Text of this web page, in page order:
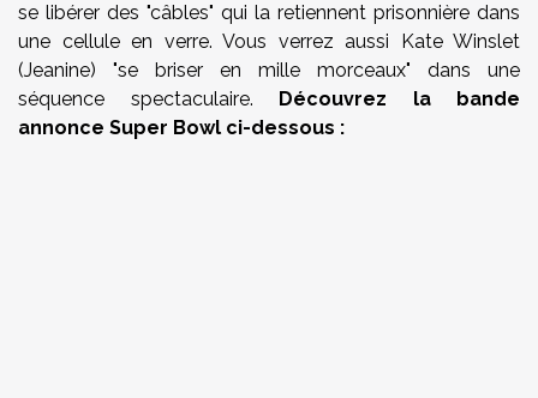
se libérer des "câbles" qui la retiennent prisonnière dans
une cellule en verre. Vous verrez aussi Kate Winslet
(Jeanine) "se briser en mille morceaux" dans une
séquence spectaculaire. Découvrez la bande
annonce Super Bowl ci-dessous :